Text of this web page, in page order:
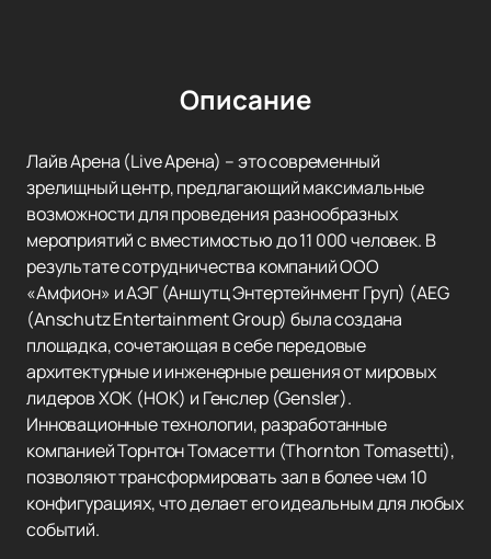
Описание
Лайв Арена (Live Арена) – это современный
зрелищный центр, предлагающий максимальные
возможности для проведения разнообразных
мероприятий с вместимостью до 11 000 человек. В
результате сотрудничества компаний ООО
«Амфион» и АЭГ (Аншутц Энтертейнмент Груп) (AEG
(Anschutz Entertainment Group) была создана
площадка, сочетающая в себе передовые
архитектурные и инженерные решения от мировых
лидеров ХОК (HOK) и Генслер (Gensler).
Инновационные технологии, разработанные
компанией Торнтон Томасетти (Thornton Tomasetti),
позволяют трансформировать зал в более чем 10
конфигурациях, что делает его идеальным для любых
событий.